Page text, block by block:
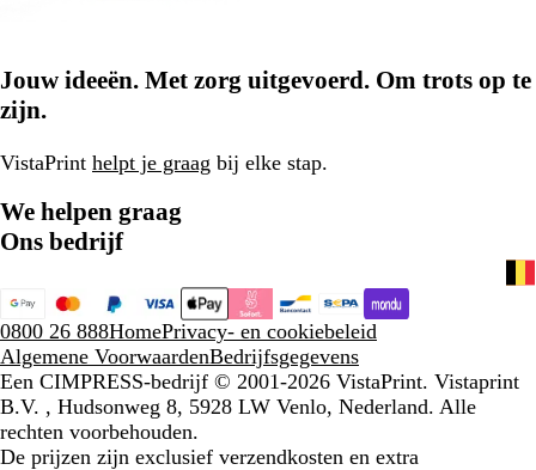
Jouw ideeën. Met zorg uitgevoerd. Om trots op te
zijn.
VistaPrint helpt je graag bij elke stap.
We helpen graag
Ons bedrijf
0800 26 888HomePrivacy- en cookiebeleid
Algemene VoorwaardenBedrijfsgegevens
Een CIMPRESS-bedrijf © 2001-2026 VistaPrint. Vistaprint
B.V. , Hudsonweg 8, 5928 LW Venlo, Nederland. Alle
rechten voorbehouden.
De prijzen zijn exclusief verzendkosten en extra